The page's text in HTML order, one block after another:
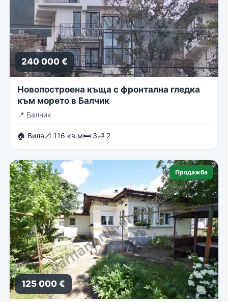
240 000 €
Новопостроена къща с фронтална гледка
към морето в Балчик
📍 Балчик
🏠 Вила📐 116 кв.м🛏 3🛁 2
Продажба
125 000 €